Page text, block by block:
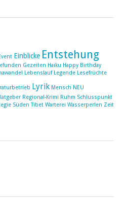
Einblicke Entstehung
Gezeiten Haiku Happy Birthday
Lebenslauf Legende Lesefrüchte
Lyrik Mensch NEU
Regional-Krimi Ruhm Schlusspunkt
Süden Tibet Warterei Wasserperlen Zeit